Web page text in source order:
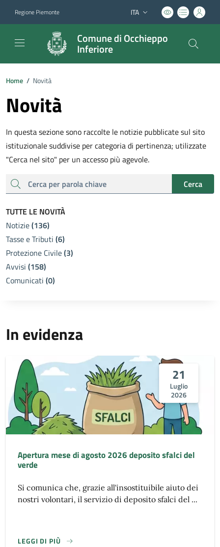
Regione Piemonte Lingua attiva:
ITA
Comune di Occhieppo
Inferiore
Home / Novità
Novità
In questa sezione sono raccolte le notizie pubblicate sul sito
istituzionale suddivise per categoria di pertinenza; utilizzate
"Cerca nel sito" per un accesso più agevole.
cerca
Cerca
TUTTE LE NOVITÀ
Notizie(136)
Tasse e Tributi (6)
Protezione Civile(3)
Avvisi (158)
Comunicati (0)
In evidenza
21
Luglio
2026
Apertura mese di agosto 2026 deposito sfalci del
verde
Si comunica che, grazie all'insostituibile aiuto dei
nostri volontari, il servizio di deposito sfalci del ...
LEGGI DI PIÙ